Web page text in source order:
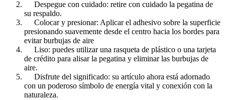
Despegue con cuidado: retire con cuidado la pegatina de
su respaldo.
Colocar y presionar: Aplicar el adhesivo sobre la superficie
presionando suavemente desde el centro hacia los bordes para
evitar burbujas de aire
Liso: puedes utilizar una rasqueta de plástico o una tarjeta
de crédito para alisar la pegatina y eliminar las burbujas de
aire.
Disfrute del significado: su artículo ahora está adornado
con un poderoso símbolo de energía vital y conexión con la
naturaleza.